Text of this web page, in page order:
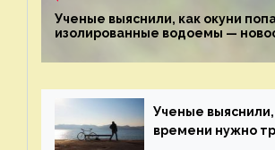
Ученые выяснили, как окуни
изолированные водоемы —
Ученые выяснили,
времени нужно